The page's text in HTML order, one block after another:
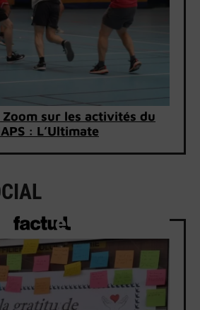
Zoom sur les activités du
: L’Ultimate